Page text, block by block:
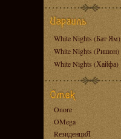
White Nights (Бат Ям)
White Nights (Ришон)
White Nights (Хайфа)
Onore
OMega
RезиденциЯ